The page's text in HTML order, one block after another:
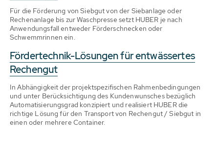
Für die Förderung von Siebgut von der Siebanlage oder
Rechenanlage bis zur Waschpresse setzt HUBER je nach
Anwendungsfall entweder Förderschnecken oder
Schwemmrinnen ein.
Fördertechnik-Lösungen für entwässertes
Rechengut
In Abhängigkeit der projektspezifischen Rahmenbedingungen
und unter Berücksichtigung des Kundenwunsches bezüglich
Automatisierungsgrad konzipiert und realisiert HUBER die
richtige Lösung für den Transport von Rechengut / Siebgut in
einen oder mehrere Container.